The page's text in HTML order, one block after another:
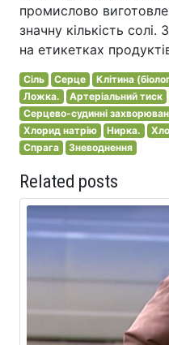
промислово
значну кількість
на етикетках
Сіль Серце Клітина
Ложка.
Артеріальний тиск
Серцево-судинні
Хлорид натрію
Нирка.
Спрага
Зневоднення
Related posts